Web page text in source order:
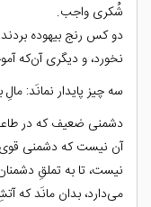
شُکری واجب.
دو کس رنج بیهوده
نخورد، و دیگری آن‌که
سه چیز پایدار نمانَد:
دشمنی ضعیف که در
آن نیست که دشمنی قوی
نیست، تا به تملقِ
می‌دارد، بدان مانَد که